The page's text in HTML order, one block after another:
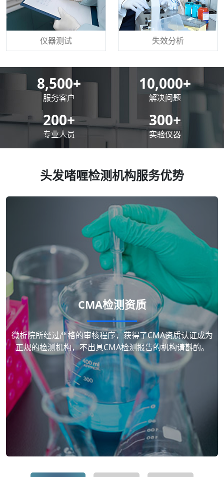
仪器测试 失效分析
8,500+
服务客户
10,000+
解决问题
200+
专业人员
300+
实验仪器
头发啫喱检测机构服务优势
CMA检测资质
微析院所经过严格的审核程序，获得了CMA资质认证成为
正规的检测机构，不出具CMA检测报告的机构请斟酌。